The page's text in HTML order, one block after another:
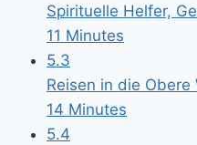
Spirituelle Helfer,
11 Minutes
5.3
Reisen in die Obere
14 Minutes
5.4